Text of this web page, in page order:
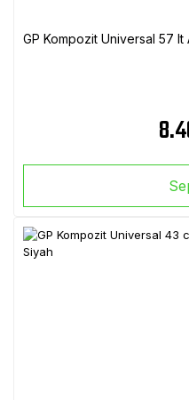
GP Kompozit Universal 57 lt